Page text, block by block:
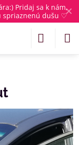
✕
:) Pridaj sa k nám,
spriaznenú dušu ♡